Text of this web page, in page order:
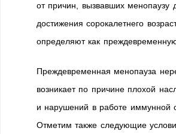
от причин, вызвавших менопаузу
достижения сорокалетнего
определяют как
Преждевременная менопауза
возникает по причине плохой
и нарушений в работе иммунной
Отметим также следующие